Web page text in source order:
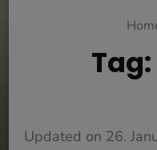
Tag:
Updated on 26.